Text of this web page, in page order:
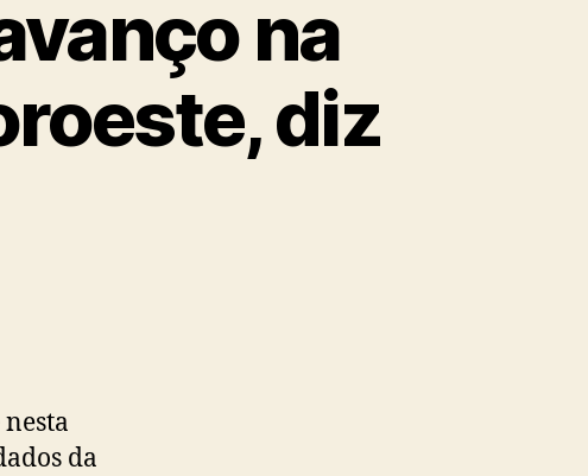
na
diz
da